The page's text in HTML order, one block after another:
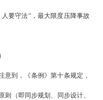
人要守法” ，最大限度压降事故
意到，《条例》第十条规定，
则（即同步规划、同步设计、